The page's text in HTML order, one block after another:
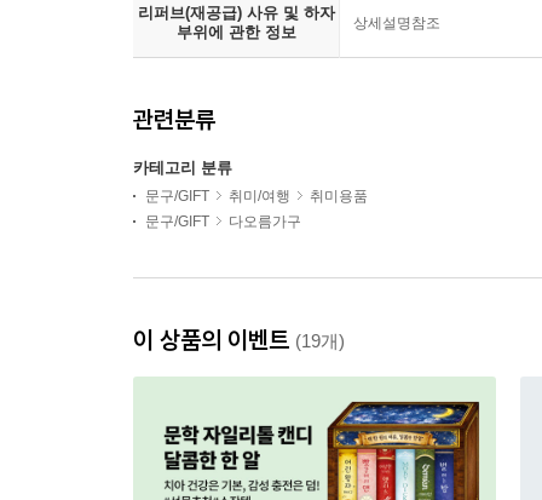
리퍼브(재공급) 사유 및 하자
부위에 관한 정보
상세설명참조
관련분류
카테고리 분류
문구/GIFT 취미/여행
취미용품
문구/GIFT
다오름가구
이 상품의 이벤트 (19개)